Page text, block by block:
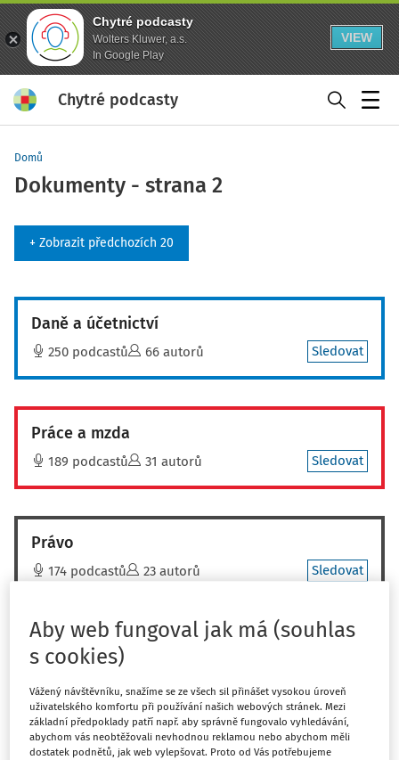
Chytré podcasty
Wolters Kluwer, a.s.
In Google Play
VIEW
Chytré podcasty
Domů
Dokumenty - strana 2
+ Zobrazit předchozích 20
Daně a účetnictví
250 podcastů 66 autorů Sledovat
Práce a mzda
189 podcastů 31 autorů Sledovat
Právo
174 podcastů 23 autorů Sledovat
Filtr
Počet vyhledaných dokumentů:186
Řadit podle: Nejnovější Nejstarší
Aby web fungoval jak má (souhlas
s cookies)
Vážený návštěvníku, snažíme se ze všech sil přinášet vysokou úroveň
uživatelského komfortu při používání našich webových stránek. Mezi
základní předpoklady patří např. aby správně fungovalo vyhledávání,
abychom vás neobtěžovali nevhodnou reklamou nebo abychom měli
dostatek podnětů, jak web vylepšovat. Proto od Vás potřebujeme